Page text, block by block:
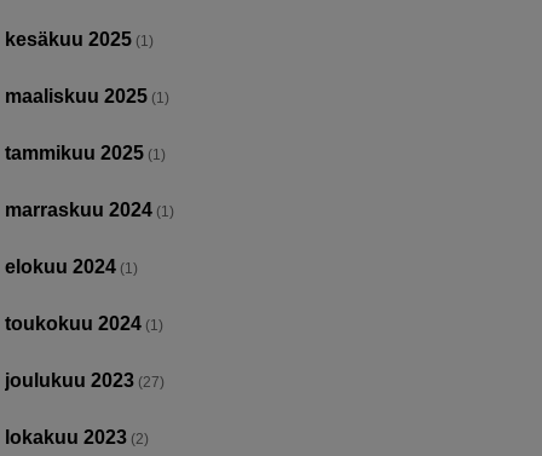
kesäkuu 2025 (1)
maaliskuu 2025 (1)
tammikuu 2025 (1)
marraskuu 2024 (1)
elokuu 2024 (1)
toukokuu 2024 (1)
joulukuu 2023 (27)
lokakuu 2023 (2)